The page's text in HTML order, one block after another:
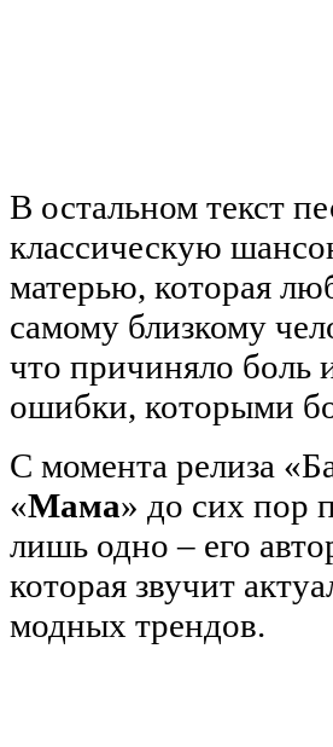
В остальном текст
классическую
матерью, которая
самому близкому
что причиняло боль
ошибки, которыми
С момента релиза
«Мама» до сих пор
лишь одно – его
которая звучит
модных трендов.